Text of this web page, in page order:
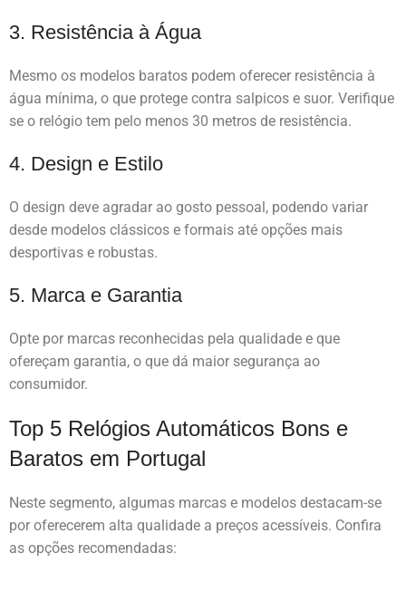
3. Resistência à Água
Mesmo os modelos baratos podem oferecer resistência à
água mínima, o que protege contra salpicos e suor. Verifique
se o relógio tem pelo menos 30 metros de resistência.
4. Design e Estilo
O design deve agradar ao gosto pessoal, podendo variar
desde modelos clássicos e formais até opções mais
desportivas e robustas.
5. Marca e Garantia
Opte por marcas reconhecidas pela qualidade e que
ofereçam garantia, o que dá maior segurança ao
consumidor.
Top 5 Relógios Automáticos Bons e
Baratos em Portugal
Neste segmento, algumas marcas e modelos destacam-se
por oferecerem alta qualidade a preços acessíveis. Confira
as opções recomendadas: